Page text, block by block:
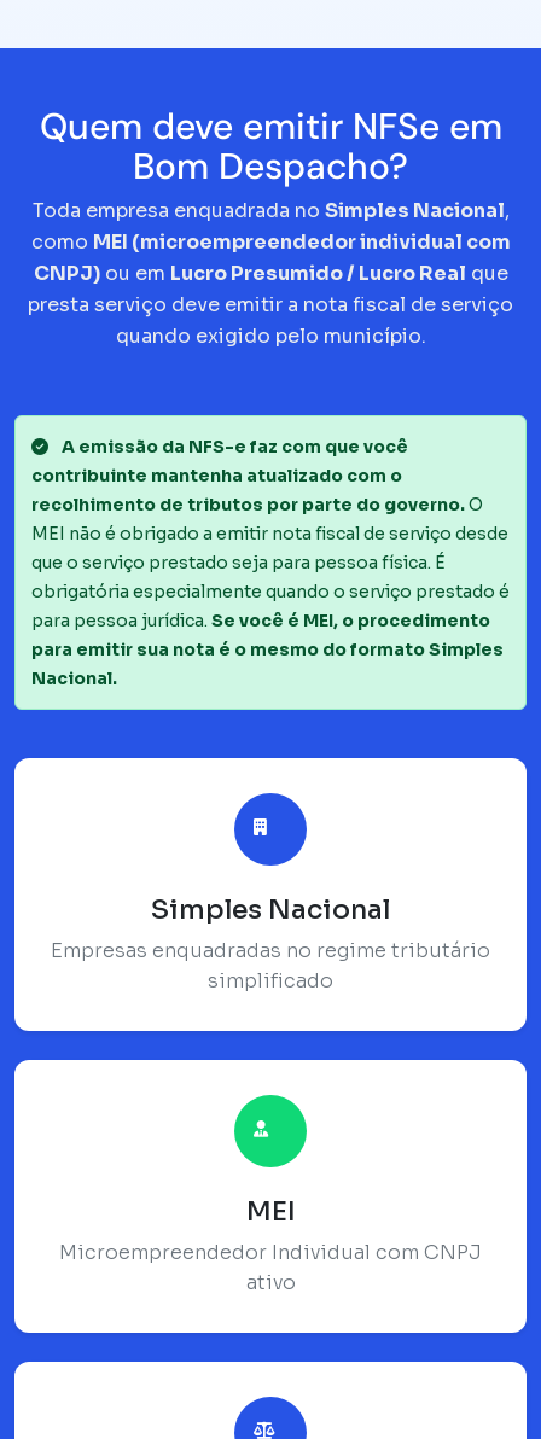
Quem deve emitir NFSe em
Bom Despacho?
Toda empresa enquadrada no Simples Nacional,
como MEI (microempreendedor individual com
CNPJ)ou em Lucro Presumido / Lucro Real que
presta serviço deve emitir a nota fiscal de serviço
quando exigido pelo município.
A emissão da NFS-e faz com que você
contribuinte mantenha atualizado com o
recolhimento de tributos por parte do governo.O
MEI não é obrigado a emitir nota fiscal de serviço desde
que o serviço prestado seja para pessoa física. É
obrigatória especialmente quando o serviço prestado é
para pessoa jurídica. Se você é MEI, o procedimento
para emitir sua nota é o mesmo do formato Simples
Nacional.
Simples Nacional
Empresas enquadradas no regime tributário
simplificado
MEI
Microempreendedor Individual com CNPJ
ativo